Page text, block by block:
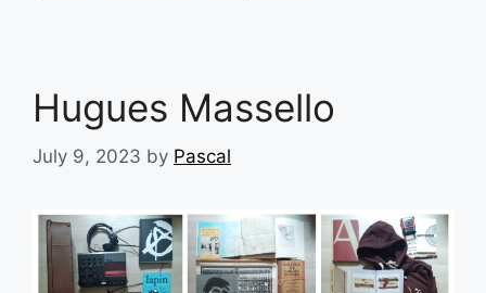
Hugues Massello
July 9, 2023 by Pascal